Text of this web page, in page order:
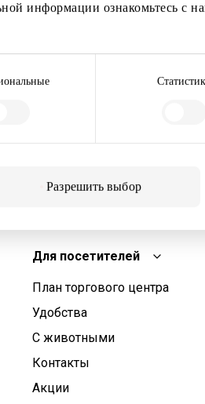
информации ознакомьтесь с
Разрешить выбор
Для посетителей
План торгового центра
Удобства
С животными
Контакты
Aкции